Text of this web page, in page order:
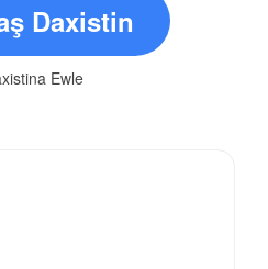
Daxistin
Ewle